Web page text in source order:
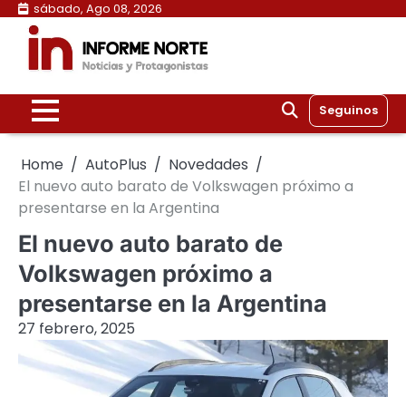
Skip
content
sábado, Ago 08, 2026
Seguinos
Home AutoPlus
Novedades
El nuevo auto barato de Volkswagen próximo a
presentarse en la Argentina
El nuevo auto barato de
Volkswagen próximo a
presentarse en la Argentina
27 febrero, 2025